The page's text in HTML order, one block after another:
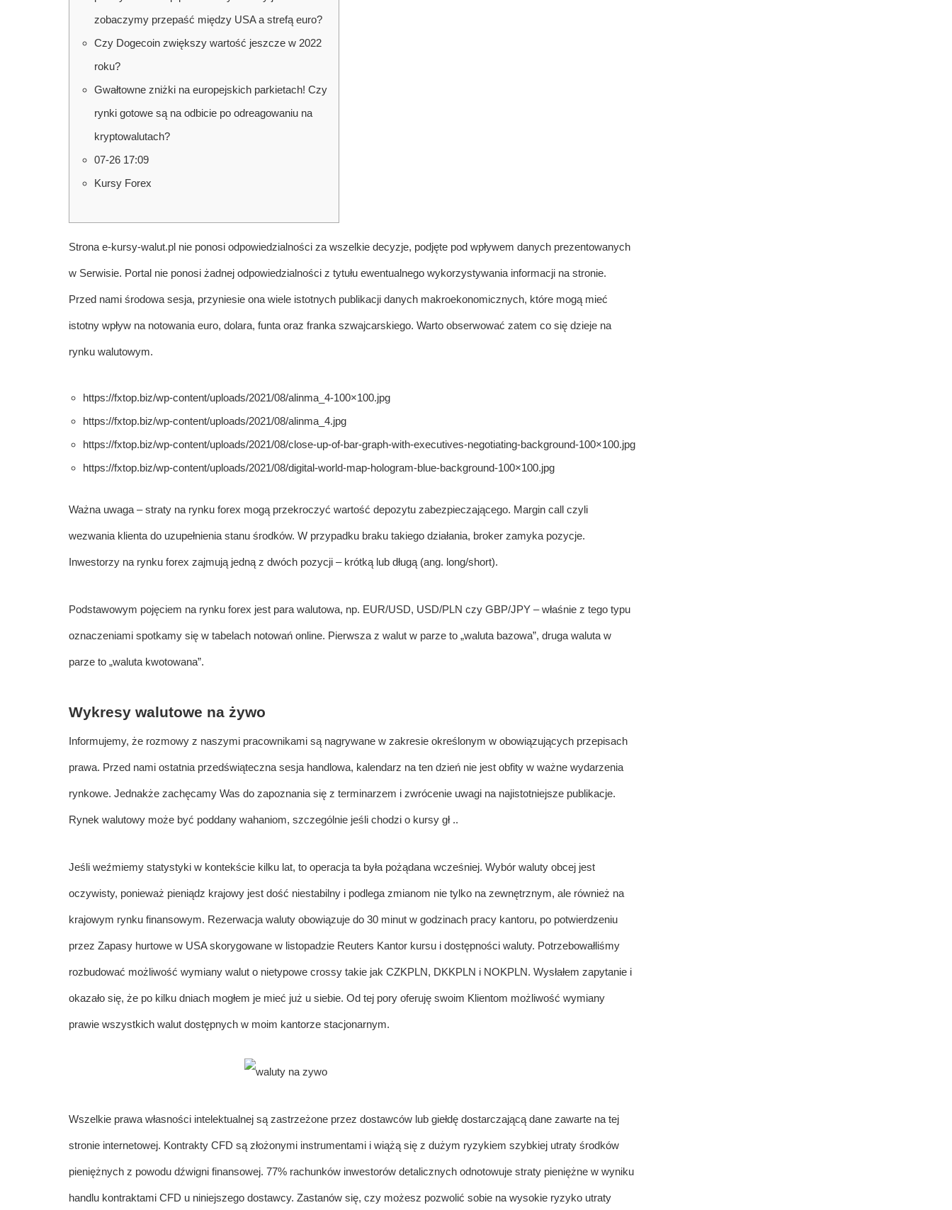
zobaczymy przepaść między USA a strefą euro?
Czy Dogecoin zwiększy wartość jeszcze w 2022
roku?
Gwałtowne zniżki na europejskich parkietach! Czy
rynki gotowe są na odbicie po odreagowaniu na
kryptowalutach?
07-26 17:09
Kursy Forex
Strona e-kursy-walut.pl nie ponosi odpowiedzialności za wszelkie decyzje, podjęte pod wpływem danych prezentowanych
w Serwisie. Portal nie ponosi żadnej odpowiedzialności z tytułu ewentualnego wykorzystywania informacji na stronie.
Przed nami środowa sesja, przyniesie ona wiele istotnych publikacji danych makroekonomicznych, które mogą mieć
istotny wpływ na notowania euro, dolara, funta oraz franka szwajcarskiego. Warto obserwować zatem co się dzieje na
rynku walutowym.
https://fxtop.biz/wp-content/uploads/2021/08/alinma_4-100×100.jpg
https://fxtop.biz/wp-content/uploads/2021/08/alinma_4.jpg
https://fxtop.biz/wp-content/uploads/2021/08/close-up-of-bar-graph-with-executives-negotiating-background-100×100.jpg
https://fxtop.biz/wp-content/uploads/2021/08/digital-world-map-hologram-blue-background-100×100.jpg
Ważna uwaga – straty na rynku forex mogą przekroczyć wartość depozytu zabezpieczającego. Margin call czyli
wezwania klienta do uzupełnienia stanu środków. W przypadku braku takiego działania, broker zamyka pozycje.
Inwestorzy na rynku forex zajmują jedną z dwóch pozycji – krótką lub długą (ang. long/short).
Podstawowym pojęciem na rynku forex jest para walutowa, np. EUR/USD, USD/PLN czy GBP/JPY – właśnie z tego typu
oznaczeniami spotkamy się w tabelach notowań online. Pierwsza z walut w parze to „waluta bazowa”, druga waluta w
parze to „waluta kwotowana”.
Wykresy walutowe na żywo
Informujemy, że rozmowy z naszymi pracownikami są nagrywane w zakresie określonym w obowiązujących przepisach
prawa. Przed nami ostatnia przedświąteczna sesja handlowa, kalendarz na ten dzień nie jest obfity w ważne wydarzenia
rynkowe. Jednakże zachęcamy Was do zapoznania się z terminarzem i zwrócenie uwagi na najistotniejsze publikacje.
Rynek walutowy może być poddany wahaniom, szczególnie jeśli chodzi o kursy gł ..
Jeśli weźmiemy statystyki w kontekście kilku lat, to operacja ta była pożądana wcześniej. Wybór waluty obcej jest
oczywisty, ponieważ pieniądz krajowy jest dość niestabilny i podlega zmianom nie tylko na zewnętrznym, ale również na
krajowym rynku finansowym. Rezerwacja waluty obowiązuje do 30 minut w godzinach pracy kantoru, po potwierdzeniu
przez Zapasy hurtowe w USA skorygowane w listopadzie Reuters Kantor kursu i dostępności waluty. Potrzebowałliśmy
rozbudować możliwość wymiany walut o nietypowe crossy takie jak CZKPLN, DKKPLN i NOKPLN. Wysłałem zapytanie i
okazało się, że po kilku dniach mogłem je mieć już u siebie. Od tej pory oferuję swoim Klientom możliwość wymiany
prawie wszystkich walut dostępnych w moim kantorze stacjonarnym.
Wszelkie prawa własności intelektualnej są zastrzeżone przez dostawców lub giełdę dostarczającą dane zawarte na tej
stronie internetowej. Kontrakty CFD są złożonymi instrumentami i wiążą się z dużym ryzykiem szybkiej utraty środków
pieniężnych z powodu dźwigni finansowej. 77% rachunków inwestorów detalicznych odnotowuje straty pieniężne w wyniku
handlu kontraktami CFD u niniejszego dostawcy. Zastanów się, czy możesz pozwolić sobie na wysokie ryzyko utraty